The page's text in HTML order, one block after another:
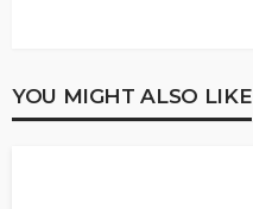
YOU MIGHT ALSO LIKE